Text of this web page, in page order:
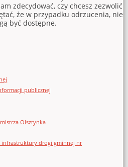
publicznej
Olsztynka
infrastruktury drogi gminnej nr
zdecydować, czy chcesz zezwolić
że w przypadku odrzucenia, nie
być dostępne.